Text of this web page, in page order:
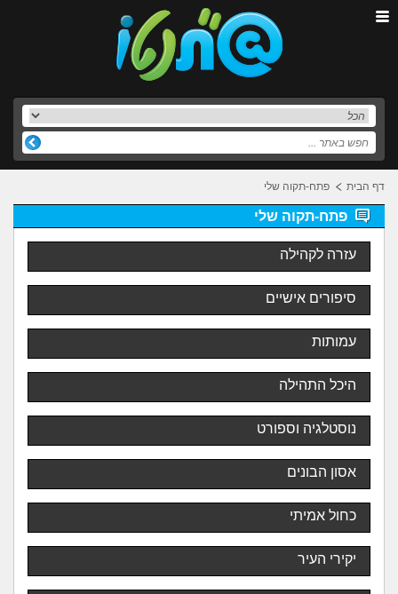
דף הבית פתח-תקוה שלי
פתח-תקוה שלי
עזרה לקהילה
סיפורים אישיים
עמותות
היכל התהילה
נוסטלגיה וספורט
אסון הבונים
כחול אמיתי
יקירי העיר